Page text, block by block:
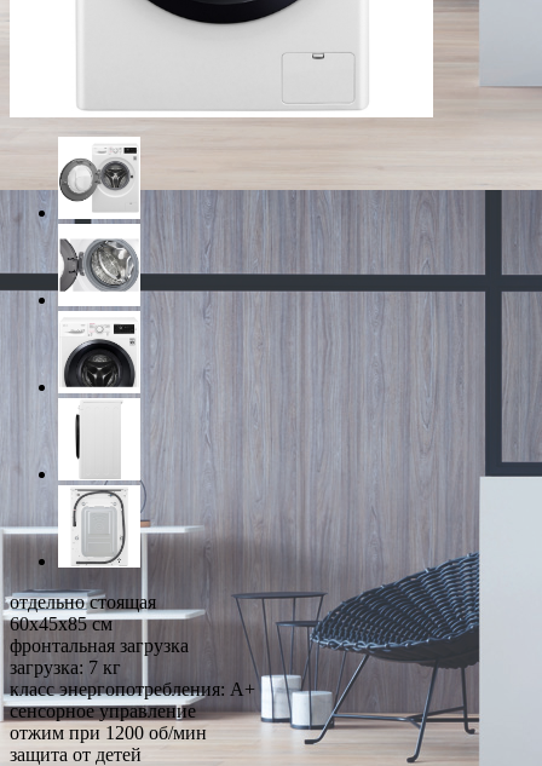
отдельно стоящая
60x45x85 см
фронтальная загрузка
загрузка: 7 кг
класс энергопотребления: A+
сенсорное управление
отжим при 1200 об/мин
защита от детей